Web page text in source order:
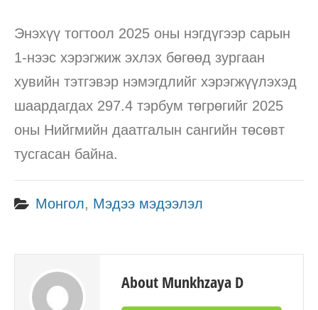
Энэхүү тогтоол 2025 оны нэгдүгээр сарын
1-нээс хэрэгжиж эхлэх бөгөөд зургаан
хувийн тэтгэвэр нэмэгдлийг хэрэгжүүлэхэд
шаардагдах 297.4 тэрбум төгрөгийг 2025
оны Нийгмийн даатгалын сангийн төсөвт
тусгасан байна.
Монгол, Мэдээ мэдээлэл
About Munkhzaya D